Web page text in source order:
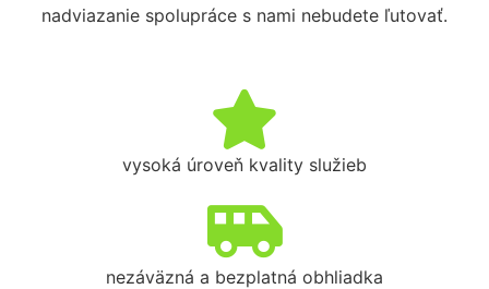
nadviazanie spolupráce s nami nebudete ľutovať.
vysoká úroveň kvality služieb
nezáväzná a bezplatná obhliadka